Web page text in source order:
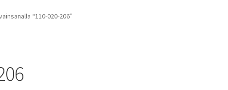
“110-020-206”